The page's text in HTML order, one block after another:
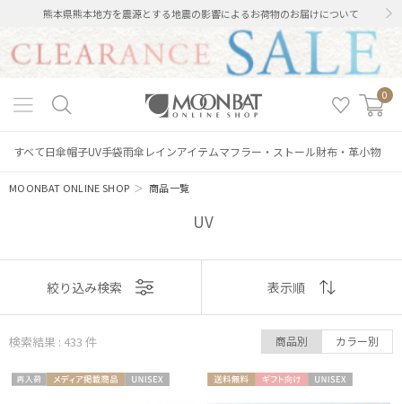
熊本県熊本地方を震源とする地震の影響によるお荷物のお届けについて
0
すべて日傘帽子UV手袋雨傘 レインアイテムマフラー・ストール財布・革小物
MOONBAT ONLINE SHOP ＞商品一覧
UV
表示
おすすめ
絞り込み検索 表示順
検索結果 : 433 件 商品別 カラー別